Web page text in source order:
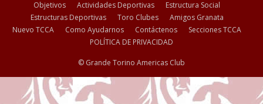
Objetivos Actividades Deportivas
Estructura Social
Estructuras Deportivas
Toro Clubes
Amigos Granata
Nuevo TCCA
Como Ayudarnos Contáctenos
Secciones TCCA
POLÍTICA DE PRIVACIDAD
© Grande Torino Americas Club